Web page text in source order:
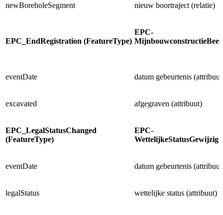
newBoreholeSegment nieuw boortraject (relatie)
EPC_EndRegistration (FeatureType)
EPC-
eventDate datum gebeurtenis
excavated afgegraven (attribuut)
EPC_LegalStatusChanged
(FeatureType)
EPC-
eventDate datum gebeurtenis
legalStatus wettelijke status (attribuut)